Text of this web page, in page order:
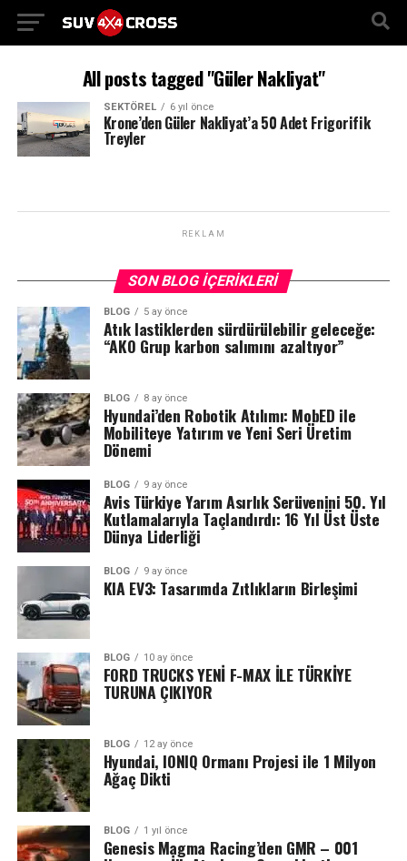
All posts tagged "Güler Nakliyat"
SEKTÖREL 6 yıl önce
Krone’den Güler Nakliyat’a 50 Adet Frigorifik
Treyler
REKLAM
SON BLOG İÇERIKLERI
BLOG 5 ay önce
Atık lastiklerden sürdürülebilir geleceğe:
“AKO Grup karbon salımını azaltıyor”
BLOG 8 ay önce
Hyundai’den Robotik Atılımı: MobED ile
Mobiliteye Yatırım ve Yeni Seri Üretim
Dönemi
BLOG 9 ay önce
Avis Türkiye Yarım Asırlık Serüvenini 50. Yıl
Kutlamalarıyla Taçlandırdı: 16 Yıl Üst Üste
Dünya Liderliği
BLOG 9 ay önce
KIA EV3: Tasarımda Zıtlıkların Birleşimi
BLOG 10 ay önce
FORD TRUCKS YENİ F-MAX İLE TÜRKİYE
TURUNA ÇIKIYOR
BLOG 12 ay önce
Hyundai, IONIQ Ormanı Projesi ile 1 Milyon
Ağaç Dikti
BLOG 1 yıl önce
Genesis Magma Racing’den GMR – 001